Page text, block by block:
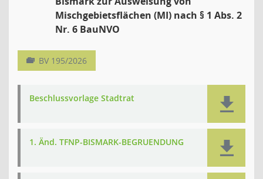
Mischgebietsflächen (MI) nach § 1 Abs. 2
Nr. 6 BauNVO
BV 195/2026
Beschlussvorlage Stadtrat
1. Änd. TFNP-BISMARK-BEGRUENDUNG